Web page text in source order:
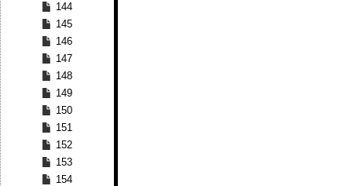
144
145
146
147
148
149
150
151
152
153
154